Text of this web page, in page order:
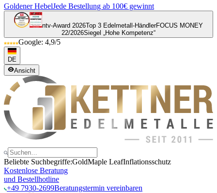
Goldener HebelJede Bestellung ab 100€ gewinnt
ntv-Award 2026Top 3 Edelmetall-HändlerFOCUS MONEY
22/2026Siegel „Hohe Kompetenz“
Google: 4,9/5
DE
Ansicht
Beliebte Suchbegriffe:GoldMaple LeafInflationsschutz
Kostenlose Beratung
und Bestellhotline
+49 7930-2699Beratungstermin vereinbaren